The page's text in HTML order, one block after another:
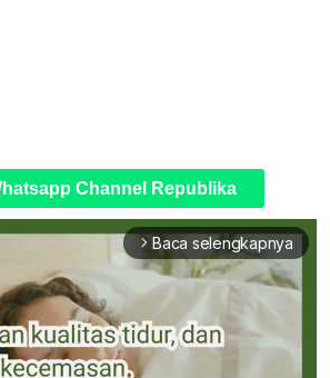
Channel Republika
arrow_forward_ios Baca selengkapnya